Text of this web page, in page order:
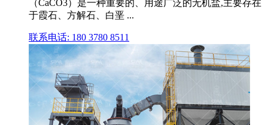
（CaCO3）是一种重要的、用途广泛的无机盐,主要存在
于霞石、方解石、白垩 ...
联系电话: 180 3780 8511